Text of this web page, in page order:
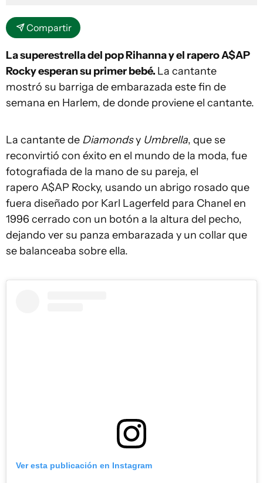
Compartir
La superestrella del pop Rihanna y el rapero A$AP
Rocky esperan su primer bebé. La cantante
mostró su barriga de embarazada este fin de
semana en Harlem, de donde proviene el cantante.
La cantante de Diamondsy Umbrella, que se
reconvirtió con éxito en el mundo de la moda, fue
fotografiada de la mano de su pareja, el
rapero A$AP Rocky, usando un abrigo rosado que
fuera diseñado por Karl Lagerfeld para Chanel en
1996 cerrado con un botón a la altura del pecho,
dejando ver su panza embarazada y un collar que
se balanceaba sobre ella.
Ver esta publicación en Instagram